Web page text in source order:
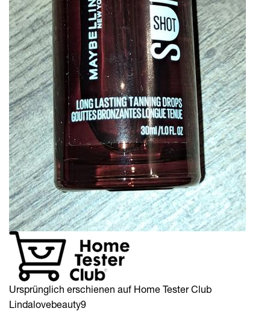
Ursprünglich erschienen auf Home Tester Club
Lindalovebeauty9